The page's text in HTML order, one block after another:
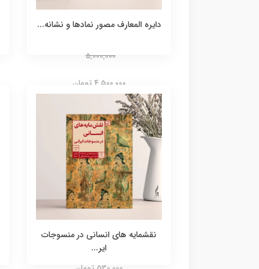
دایره المعارف مصور نمادها و نشانه...
5,000,000
4,500,000 تومان
نقشمایه های انسانی در منسوجات
ایر...